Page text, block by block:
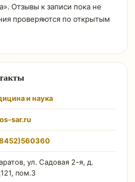
Отзывы к записи пока не
проверяются по открытым
и наука
sar.ru
ул. Садовая 2-я, д.
пом.3